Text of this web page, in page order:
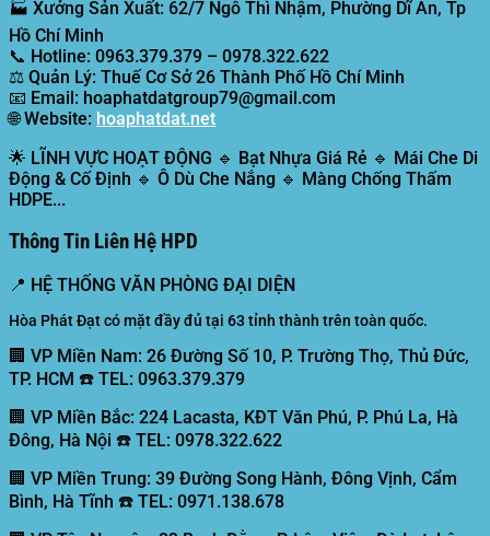
🏭 Xưởng Sản Xuất: 62/7 Ngô Thì Nhậm, Phường Dĩ An, Tp
Hồ Chí Minh
📞 Hotline: 0963.379.379 – 0978.322.622
⚖️ Quản Lý: Thuế Cơ Sở 26 Thành Phố Hồ Chí Minh
📧 Email: hoaphatdatgroup79@gmail.com
🌐Website: hoaphatdat.net
🌟 LĨNH VỰC HOẠT ĐỘNG 🔹 Bạt Nhựa Giá Rẻ 🔹 Mái Che Di
Động & Cố Định 🔹 Ô Dù Che Nắng 🔹 Màng Chống Thấm
HDPE...
Thông Tin Liên Hệ HPD
📍 HỆ THỐNG VĂN PHÒNG ĐẠI DIỆN
Hòa Phát Đạt có mặt đầy đủ tại 63 tỉnh thành trên toàn quốc.
🏢 VP Miền Nam: 26 Đường Số 10, P. Trường Thọ, Thủ Đức,
TP. HCM ☎️ TEL: 0963.379.379
🏢 VP Miền Bắc: 224 Lacasta, KĐT Văn Phú, P. Phú La, Hà
Đông, Hà Nội ☎️ TEL: 0978.322.622
🏢 VP Miền Trung: 39 Đường Song Hành, Đông Vịnh, Cẩm
Bình, Hà Tĩnh ☎️ TEL: 0971.138.678